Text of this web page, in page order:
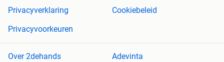
Privacyverklaring
Cookiebeleid
Privacyvoorkeuren
Over 2dehands
Adevinta